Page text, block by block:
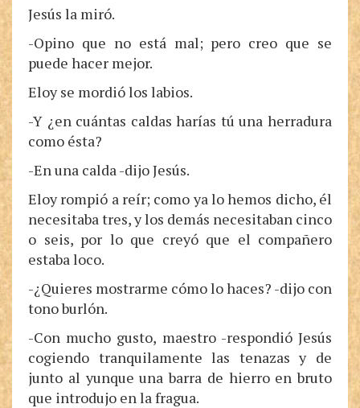
Jesús la miró.
-Opino que no está mal; pero creo que se
puede hacer mejor.
Eloy se mordió los labios.
-Y ¿en cuántas caldas harías tú una herradura
como ésta?
-En una calda -dijo Jesús.
Eloy rompió a reír; como ya lo hemos dicho, él
necesitaba tres, y los demás necesitaban cinco
o seis, por lo que creyó que el compañero
estaba loco.
-¿Quieres mostrarme cómo lo haces? -dijo con
tono burlón.
-Con mucho gusto, maestro -respondió Jesús
cogiendo tranquilamente las tenazas y de
junto al yunque una barra de hierro en bruto
que introdujo en la fragua.